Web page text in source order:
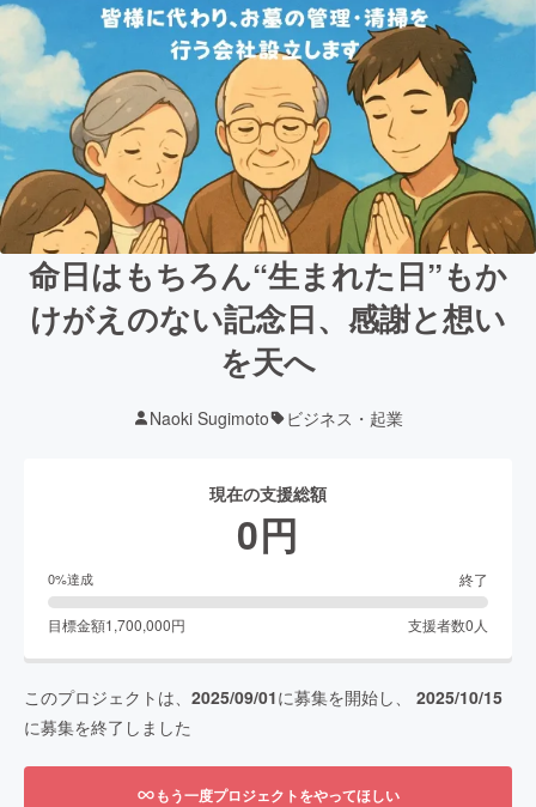
命日はもちろん“生まれた日”もか
けがえのない記念日、感謝と想い
を天へ
Naoki Sugimoto ビジネス・起業
現在の支援総額
0円
0%達成 終了
目標金額1,700,000円 支援者数0 人
このプロジェクトは、 2025/09/01に募集を開始し、 2025/10/15
に募集を終了しました
もう一度プロジェクトをやってほしい